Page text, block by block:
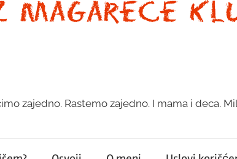
zajedno. Rastemo zajedno. I mama i deca.